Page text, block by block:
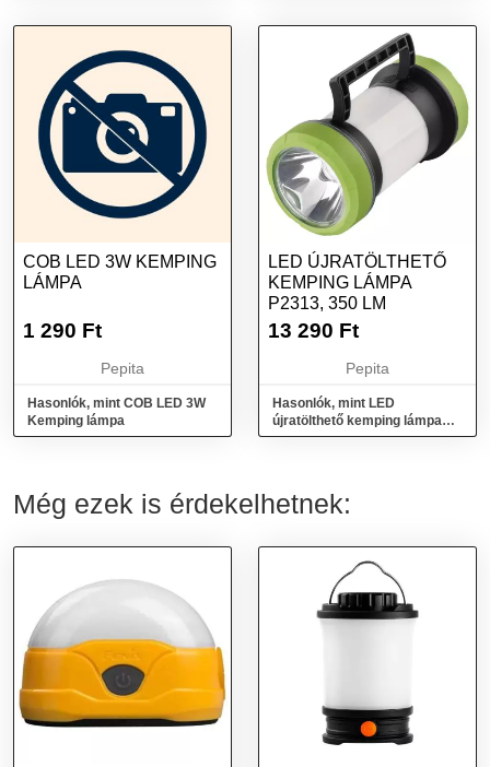
COB LED 3W KEMPING
LÁMPA
1 290 Ft
Pepita
Hasonlók, mint COB LED 3W
Kemping lámpa
LED ÚJRATÖLTHETŐ
KEMPING LÁMPA
P2313, 350 LM
13 290 Ft
Pepita
Hasonlók, mint LED
újratölthető kemping lámpa
P2313, 350 lm
Még ezek is érdekelhetnek: